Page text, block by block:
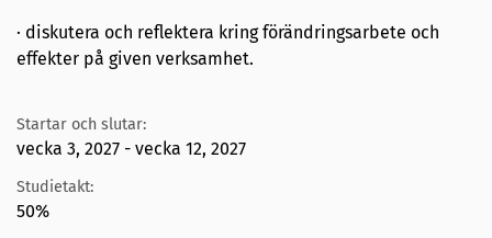
· diskutera och reflektera kring förändringsarbete och
effekter på given verksamhet.
Startar och slutar:
vecka 3, 2027 - vecka 12, 2027
Studietakt:
50%